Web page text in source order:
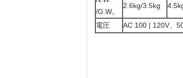
/G.W。
2.6kg/3.5kg
電圧 AC 100 | 120V、